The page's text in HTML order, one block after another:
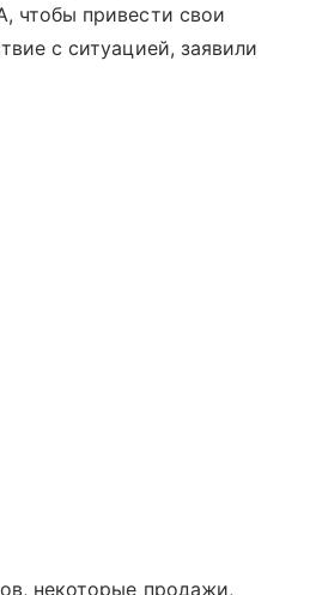
чтобы привести свои
с ситуацией, заявили
некоторые продажи,